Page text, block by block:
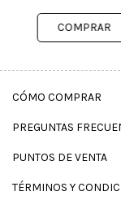
CÓMO COMPRAR
PREGUNTAS
PUNTOS DE VENTA
TÉRMINOS Y